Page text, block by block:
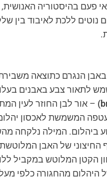
בהיסטוריה האנושית,
ללכת לאיבוד בין
הנגרם כתוצאה
לתאור צבע באבנים
– אור לבן החוזר לעין
המשמשת לאכסון
ביהלום. המילה נלקחה
החיצוני של האבן
הקטן המלוטש במקביל
היהלום מהחגורה כלפי